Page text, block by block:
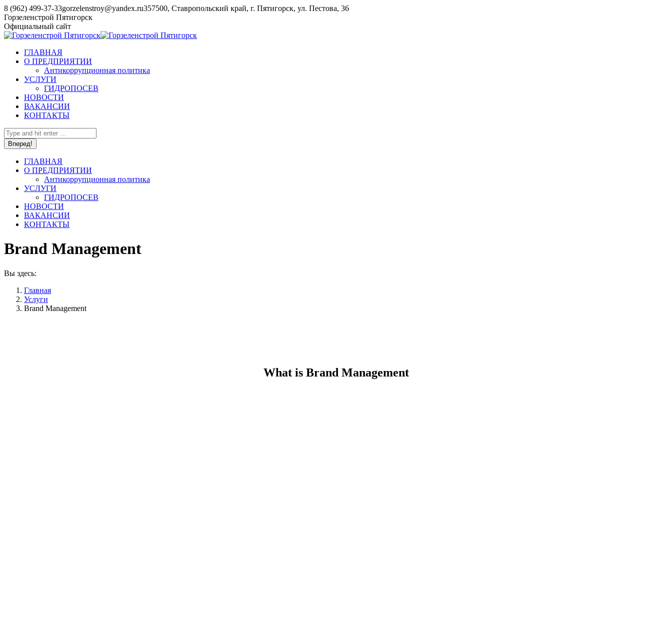
Перейти
к
содержанию
8 (962) 499-37-33gorzelenstroy@yandex.ru357500, Ставропольский край, г. Пятигорск, ул. Пестова, 36
YouTube
page
opens
new
window
Горзеленстрой Пятигорск
Официальный сайт
ГЛАВНАЯ
О ПРЕДПРИЯТИИ
Антикоррупционная политика
УСЛУГИ
ГИДРОПОСЕВ
НОВОСТИ
ВАКАНСИИ
КОНТАКТЫ
Поиск:
ГЛАВНАЯ
О ПРЕДПРИЯТИИ
Антикоррупционная политика
УСЛУГИ
ГИДРОПОСЕВ
НОВОСТИ
ВАКАНСИИ
КОНТАКТЫ
Brand Management
Вы здесь:
Главная
Услуги
Brand Management
What is Brand Management